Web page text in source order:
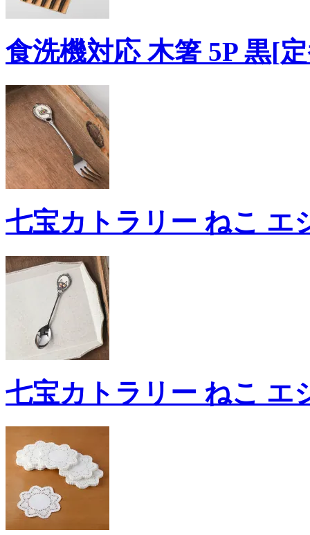
食洗機対応 木箸 5P 黒[
七宝カトラリー ねこ エ
七宝カトラリー ねこ エ